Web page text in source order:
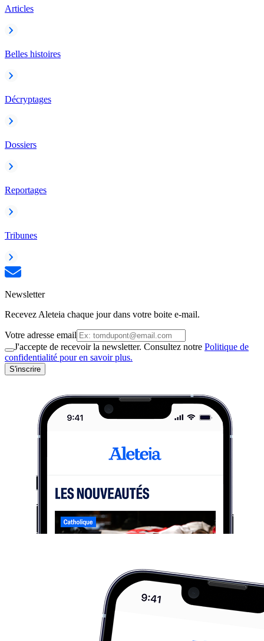
Articles
Belles histoires
Décryptages
Dossiers
Reportages
Tribunes
Newsletter
Recevez Aleteia chaque jour dans votre boite e-mail.
Votre adresse email
J'accepte de recevoir la newsletter. Consultez notre Politique de
confidentialité pour en savoir plus.
S'inscrire